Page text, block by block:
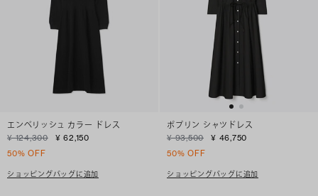
エンベリッシュ カラー ドレス
¥ 124,300
¥ 62,150
50% OFF
ショッピングバッグに追加
ポプリン シャツドレス
¥ 93,500
¥ 46,750
50% OFF
ショッピングバッグに追加